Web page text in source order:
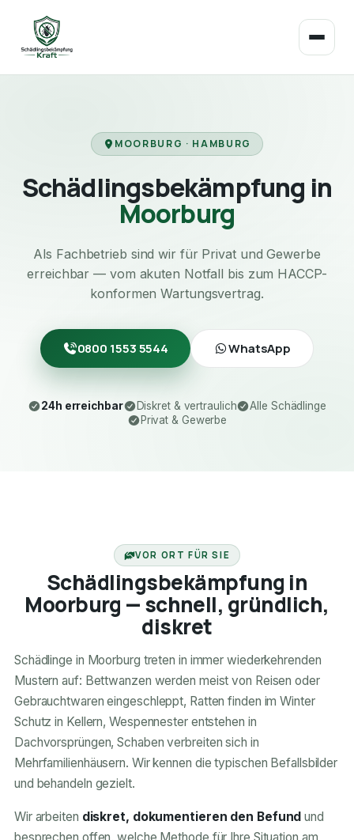
MOORBURG · HAMBURG
Schädlingsbekämpfung in
Moorburg
Als Fachbetrieb sind wir für Privat und Gewerbe
erreichbar — vom akuten Notfall bis zum HACCP-
konformen Wartungsvertrag.
0800 1553 5544 WhatsApp
24h erreichbar Diskret & vertraulich
Alle Schädlinge
Privat & Gewerbe
VOR ORT FÜR SIE
Schädlingsbekämpfung in
Moorburg — schnell, gründlich,
diskret
Schädlinge in Moorburg treten in immer wiederkehrenden
Mustern auf: Bettwanzen werden meist von Reisen oder
Gebrauchtwaren eingeschleppt, Ratten finden im Winter
Schutz in Kellern, Wespennester entstehen in
Dachvorsprüngen, Schaben verbreiten sich in
Mehrfamilienhäusern. Wir kennen die typischen Befallsbilder
und behandeln gezielt.
Wir arbeiten diskret, dokumentieren den Befund und